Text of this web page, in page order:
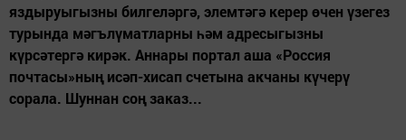
яздыруыгызны билгеләргә, элемтәгә керер өчен үзегез
турында мәгълүматларны һәм адресыгызны
күрсәтергә кирәк. Аннары портал аша «Россия
почтасы»ның исәп-хисап счетына акчаны күчерү
сорала. Шуннан соң заказ...